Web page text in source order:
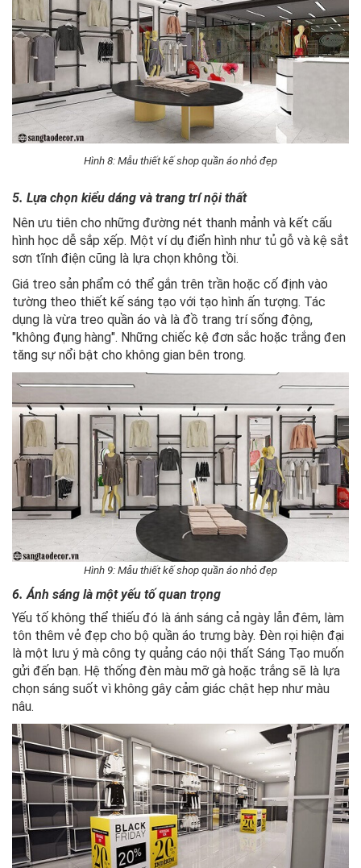
Hình 8: Mẫu thiết kế shop quần áo nhỏ đẹp
5. Lựa chọn kiểu dáng và trang trí nội thất
Nên ưu tiên cho những đường nét thanh mảnh và kết cấu
hình học dễ sắp xếp. Một ví dụ điển hình như tủ gỗ và kệ sắt
sơn tĩnh điện cũng là lựa chọn không tồi.
Giá treo sản phẩm có thể gắn trên trần hoặc cố định vào
tường theo thiết kế sáng tạo với tạo hình ấn tượng. Tác
dụng là vừa treo quần áo và là đồ trang trí sống động,
"không đụng hàng". Những chiếc kệ đơn sắc hoặc trắng đen
tăng sự nổi bật cho không gian bên trong.
Hình 9: Mẫu thiết kế shop quần áo nhỏ đẹp
6. Ánh sáng là một yếu tố quan trọng
Yếu tố không thể thiếu đó là ánh sáng cả ngày lẫn đêm, làm
tôn thêm vẻ đẹp cho bộ quần áo trưng bày. Đèn rọi hiện đại
là một lưu ý mà công ty quảng cáo nội thất Sáng Tạo muốn
gửi đến bạn. Hệ thống đèn màu mỡ gà hoặc trắng sẽ là lựa
chọn sáng suốt vì không gây cảm giác chật hẹp như màu
nâu.